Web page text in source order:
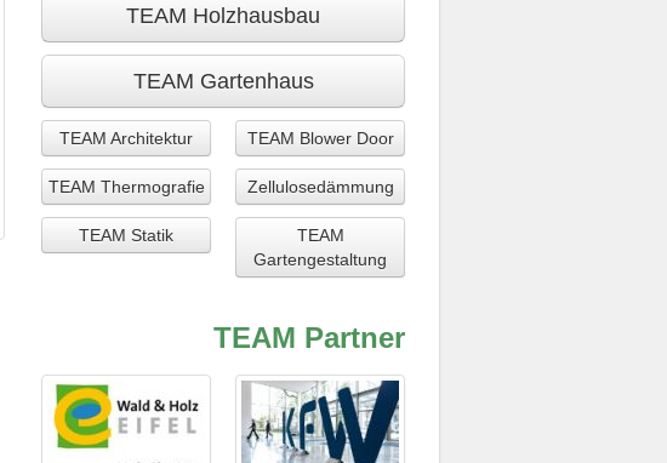
TEAM Holzhausbau
TEAM Gartenhaus
TEAM Architektur TEAM Blower Door
TEAM Thermografie Zellulosedämmung
TEAM Statik
TEAM
Gartengestaltung
TEAM Partner